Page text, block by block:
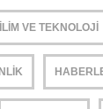
VE TEKNOLOJI